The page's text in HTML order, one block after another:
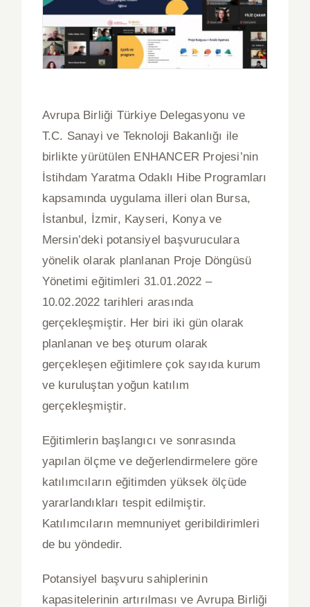
Blog
Türkçe
Avrupa Birliği Türkiye Delegasyonu ve
T.C. Sanayi ve Teknoloji Bakanlığı ile
birlikte yürütülen ENHANCER Projesi’nin
İstihdam Yaratma Odaklı Hibe Programları
kapsamında uygulama illeri olan Bursa,
İstanbul, İzmir, Kayseri, Konya ve
Mersin’deki potansiyel başvuruculara
yönelik olarak planlanan Proje Döngüsü
Yönetimi eğitimleri 31.01.2022 –
10.02.2022 tarihleri arasında
gerçekleşmiştir. Her biri iki gün olarak
planlanan ve beş oturum olarak
gerçekleşen eğitimlere çok sayıda kurum
ve kuruluştan yoğun katılım
gerçekleşmiştir.
Eğitimlerin başlangıcı ve sonrasında
yapılan ölçme ve değerlendirmelere göre
katılımcıların eğitimden yüksek ölçüde
yararlandıkları tespit edilmiştir.
Katılımcıların memnuniyet geribildirimleri
de bu yöndedir.
Potansiyel başvuru sahiplerinin
kapasitelerinin artırılması ve Avrupa Birliği